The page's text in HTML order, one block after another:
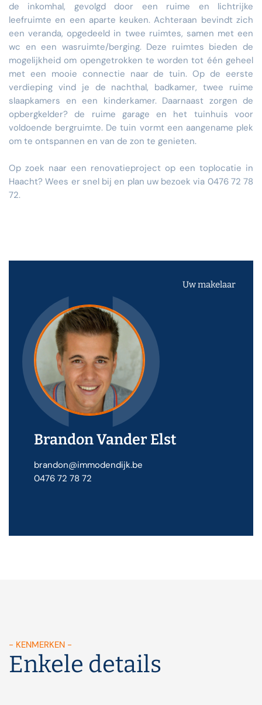
de inkomhal, gevolgd door een ruime en lichtrijke
leefruimte en een aparte keuken. Achteraan bevindt zich
een veranda, opgedeeld in twee ruimtes, samen met een
wc en een wasruimte/berging. Deze ruimtes bieden de
mogelijkheid om opengetrokken te worden tot één geheel
met een mooie connectie naar de tuin. Op de eerste
verdieping vind je de nachthal, badkamer, twee ruime
slaapkamers en een kinderkamer. Daarnaast zorgen de
opbergkelder? de ruime garage en het tuinhuis voor
voldoende bergruimte. De tuin vormt een aangename plek
om te ontspannen en van de zon te genieten.
Op zoek naar een renovatieproject op een toplocatie in
Haacht? Wees er snel bij en plan uw bezoek via 0476 72 78
72.
Uw makelaar
Brandon Vander Elst
brandon@immodendijk.be
0476 72 78 72
- KENMERKEN -
Enkele details